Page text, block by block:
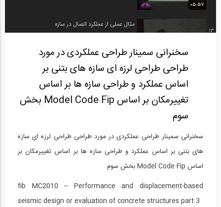
05:57
13
مثال عملی از عملکرد اتصال در سازه
ویدیوکست داستان من- شماره 1: داستان...
2:19:00
25:23
سمینار مقاوم سازی پل های طاقی سنگی راه...
سخنرانی سمینار طراحی عملکردی در مورد
طراحی طراحی لرزه ای سازه های بتنی بر
اساس عملکرد و طراحی سازه ها بر اساس
تغییرمکان بر اساس Model Code Fip بخش
سوم
سخنرانی سمینار طراحی عملکردی در مورد طراحی طراحی لرزه ای سازه
های بتنی بر اساس عملکرد و طراحی سازه ها بر اساس تغییرمکان بر
اساس Model Code Fip بخش سوم
fib MC2010 – Performance and displacement-based
seismic design or evaluation of concrete structures part 3